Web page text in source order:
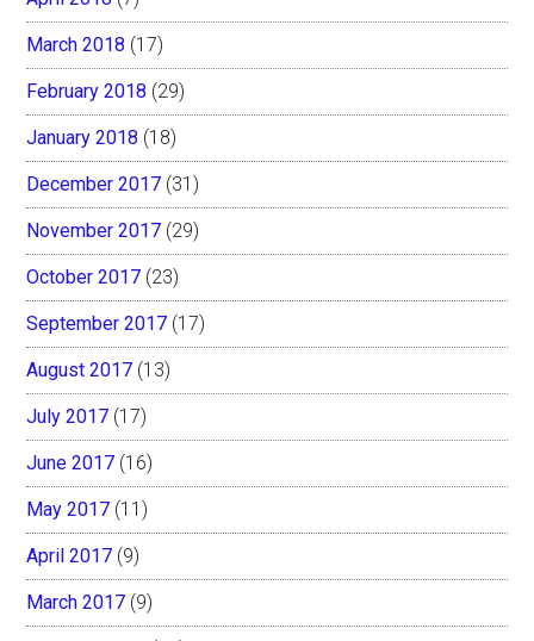
March 2018 (17)
February 2018 (29)
January 2018 (18)
December 2017 (31)
November 2017 (29)
October 2017 (23)
September 2017 (17)
August 2017 (13)
July 2017 (17)
June 2017 (16)
May 2017 (11)
April 2017 (9)
March 2017 (9)